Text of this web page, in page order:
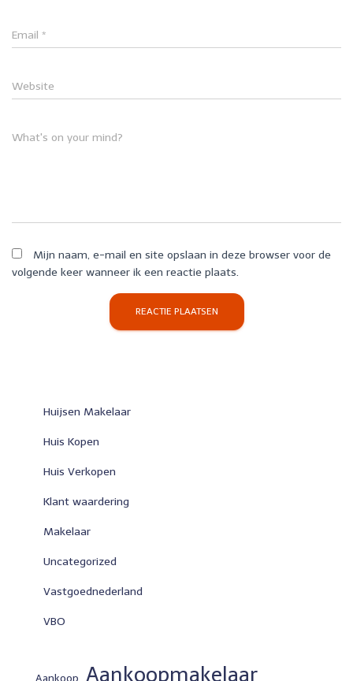
Email *
Website
What's on your mind?
Mijn naam, e-mail en site opslaan in deze browser voor de
volgende keer wanneer ik een reactie plaats.
Huijsen Makelaar
Huis Kopen
Huis Verkopen
Klant waardering
Makelaar
Uncategorized
Vastgoednederland
VBO
Aankoop Aankoopmakelaar